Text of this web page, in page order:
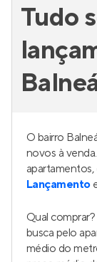
Tudo
O bairro
novos à
Lançamento
Qual
busca pelo
médio do